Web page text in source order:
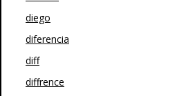
diego
diferencia
diff
diffrence